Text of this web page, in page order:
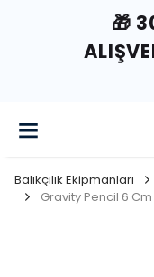
🎁
Balıkçılık Ekipmanları
Gravity Pencil 6